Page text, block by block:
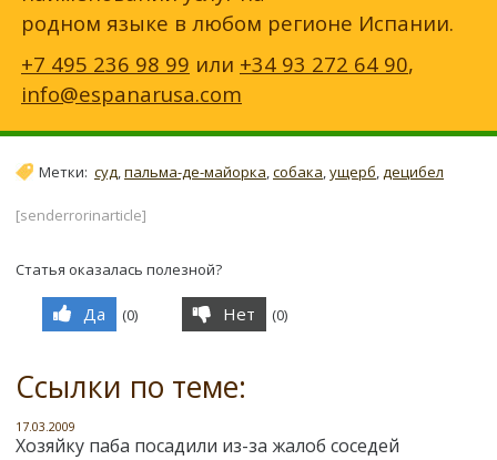
родном языке в любом регионе Испании.
+7 495 236 98 99 или +34 93 272 64 90,
info@espanarusa.com
Метки: суд пальма-де-майорка собака ущерб децибел
[senderrorinarticle]
Статья оказалась полезной?
Да (0) Нет (0)
Ссылки по теме:
17.03.2009
Хозяйку паба посадили из-за жалоб соседей